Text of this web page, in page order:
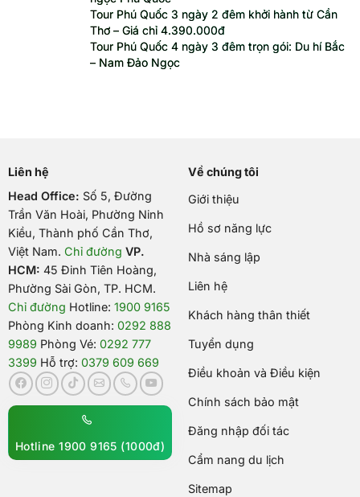
Tour Phú Quốc 3 ngày 2 đêm khởi hành từ Cần
Thơ – Giá chỉ 4.390.000đ
Tour Phú Quốc 4 ngày 3 đêm trọn gói: Du hí Bắc
– Nam Đảo Ngọc
Liên hệ
Head Office: Số 5, Đường
Trần Văn Hoài, Phường Ninh
Kiều, Thành phố Cần Thơ,
Việt Nam. Chỉ đường VP.
HCM: 45 Đinh Tiên Hoàng,
Phường Sài Gòn, TP. HCM.
Chỉ đường Hotline: 1900 9165
Phòng Kinh doanh: 0292 888
9989 Phòng Vé: 0292 777
3399 Hỗ trợ: 0379 609 669
Hotline 1900 9165 (1000đ)
Về chúng tôi
Giới thiệu
Hồ sơ năng lực
Nhà sáng lập
Liên hệ
Khách hàng thân thiết
Tuyển dụng
Điều khoản và Điều kiện
Chính sách bảo mật
Đăng nhập đối tác
Cẩm nang du lịch
Sitemap